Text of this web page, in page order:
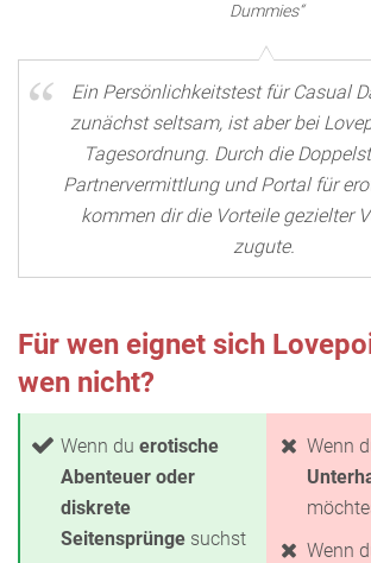
Dummies“
Ein Persönlichkeitstest für Casual
zunächst seltsam, ist aber bei
Tagesordnung. Durch die
Partnervermittlung und Portal für
kommen dir die Vorteile gezielter
zugute.
Für wen eignet sich
wen nicht?
Wenn du erotische
Abenteuer oder
diskrete
Seitensprünge suchst
Wenn
Wenn